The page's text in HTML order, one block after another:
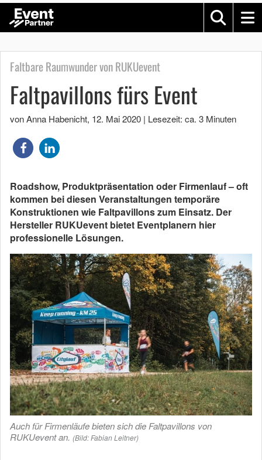
Faltbare Raumwunder von RUKUevent
Faltpavillons fürs Event
von Anna Habenicht, 12. Mai 2020 | Lesezeit: ca. 3 Minuten
Roadshow, Produktpräsentation oder Firmenlauf – oft
kommen bei diesen Veranstaltungen temporäre
Konstruktionen wie Faltpavillons zum Einsatz. Der
Hersteller RUKUevent bietet Eventplanern hier
professionelle Lösungen.
Auch für Firmenläufe bieten sich die Faltpavillons von
RUKUevent an. (Bild: Fabian Leitner)